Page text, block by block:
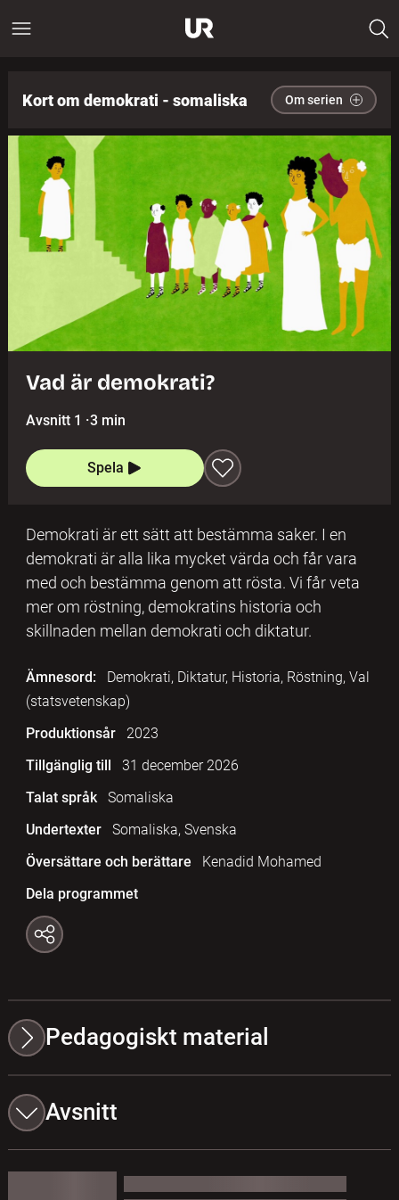
Kort om demokrati - somaliska Om serien
Vad är demokrati?
Avsnitt 1 ·3 min
Spela
Demokrati är ett sätt att bestämma saker. I en
demokrati är alla lika mycket värda och får vara
med och bestämma genom att rösta. Vi får veta
mer om röstning, demokratins historia och
skillnaden mellan demokrati och diktatur.
Ämnesord:
Demokrati, Diktatur, Historia, Röstning, Val
(statsvetenskap)
Produktionsår
2023
Tillgänglig till
31 december 2026
Talat språk
Somaliska
Undertexter
Somaliska, Svenska
Översättare och berättare
Kenadid Mohamed
Dela programmet
Pedagogiskt material
Avsnitt